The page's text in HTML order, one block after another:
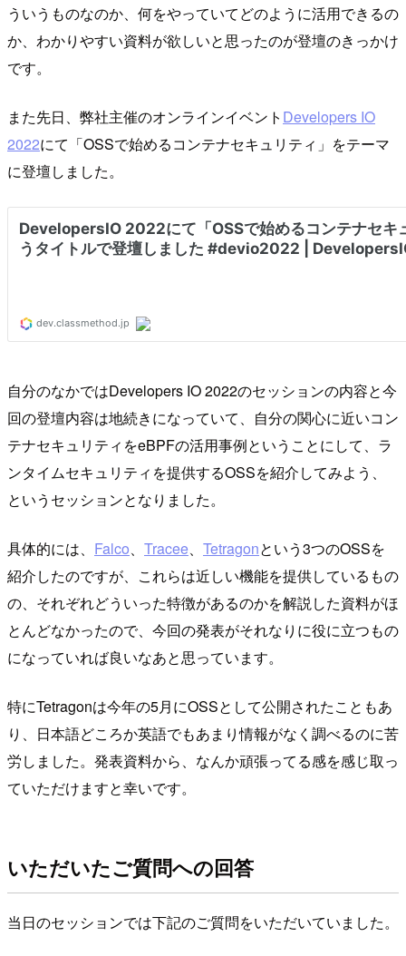
ういうものなのか、何をやっていてどのように活用できるの
か、わかりやすい資料が欲しいと思ったのが登壇のきっかけ
です。
また先日、弊社主催のオンラインイベント Developers IO
2022にて「OSSで始めるコンテナセキュリティ」をテーマ
に登壇しました。
自分のなかではDevelopers IO 2022のセッションの内容と今
回の登壇内容は地続きになっていて、自分の関心に近いコン
テナセキュリティをeBPFの活用事例ということにして、ラ
ンタイムセキュリティを提供するOSSを紹介してみよう、
というセッションとなりました。
具体的には、 Falco、 Tracee、 Tetragonという3つのOSSを
紹介したのですが、これらは近しい機能を提供しているもの
の、それぞれどういった特徴があるのかを解説した資料がほ
とんどなかったので、今回の発表がそれなりに役に立つもの
になっていれば良いなあと思っています。
特にTetragonは今年の5月にOSSとして公開されたこともあ
り、日本語どころか英語でもあまり情報がなく調べるのに苦
労しました。発表資料から、なんか頑張ってる感を感じ取っ
ていただけますと幸いです。
いただいたご質問への回答
当日のセッションでは下記のご質問をいただいていました。